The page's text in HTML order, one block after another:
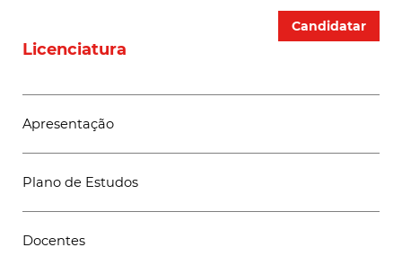
Candidatar
Licenciatura
Apresentação
Plano de Estudos
Docentes